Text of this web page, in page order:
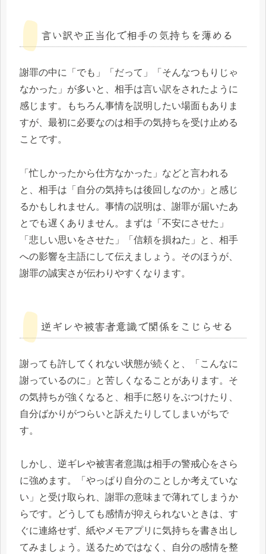
言い訳や正当化で相手の気持ちを薄める
謝罪の中に「でも」「だって」「そんなつもりじゃ
なかった」が多いと、相手は言い訳をされたように
感じます。もちろん事情を説明したい場面もありま
すが、最初に必要なのは相手の気持ちを受け止める
ことです。
「忙しかったから仕方なかった」などと言われる
と、相手は「自分の気持ちは後回しなのか」と感じ
るかもしれません。事情の説明は、謝罪が届いたあ
とでも遅くありません。まずは「不安にさせた」
「悲しい思いをさせた」「信頼を損ねた」と、相手
への影響を主語にして伝えましょう。そのほうが、
謝罪の誠実さが伝わりやすくなります。
逆ギレや被害者意識で関係をこじらせる
謝っても許してくれない状態が続くと、「こんなに
謝っているのに」と苦しくなることがあります。そ
の気持ちが強くなると、相手に怒りをぶつけたり、
自分ばかりがつらいと訴えたりしてしまいがちで
す。
しかし、逆ギレや被害者意識は相手の警戒心をさら
に強めます。「やっぱり自分のことしか考えていな
い」と受け取られ、謝罪の意味まで薄れてしまうか
らです。どうしても感情が抑えられないときは、す
ぐに連絡せず、紙やメモアプリに気持ちを書き出し
てみましょう。送るためではなく、自分の感情を整